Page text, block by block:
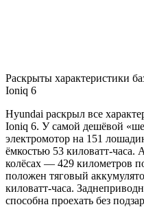
Раскрыты характеристики
Ioniq 6
Hyundai раскрыл все
Ioniq 6. У самой дешёвой
электромотор на 151
ёмкостью 53 киловатт-
колёсах — 429 километров
положен тяговый
киловатт-часа.
способна проехать без